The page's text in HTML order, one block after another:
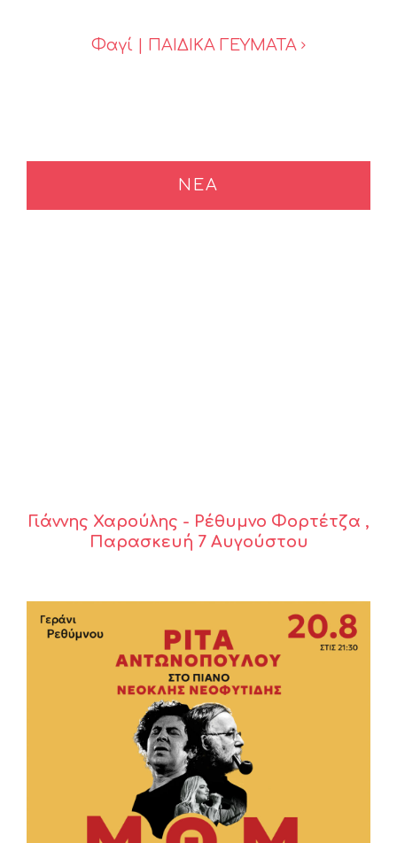
Φαγί | ΠΑΙΔΙΚΑ ΓΕΥΜΑΤΑ
ΝΕΑ
Γιάννης Χαρούλης - Ρέθυμνο Φορτέτζα ,
Παρασκευή 7 Αυγούστου